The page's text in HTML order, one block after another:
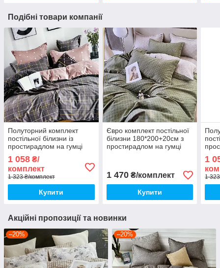
Подібні товари компанії
Полуторний комплект
постільної білизни із
простирадлом на гумці
150*220см. Постільна
білизна з фланелі
1 058 ₴/
комплект
1 323 ₴/комплект
Купити
Євро комплект постільної
білизни 180*200+20см з
простирадлом на гумці
1 470₴/комплект
Купити
1
1
Акційні пропозиції та новинки
–20% –20%